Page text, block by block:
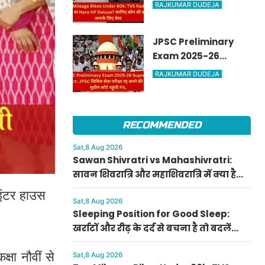
हाउस
नौवीं से
आपके लिए बेस्ट
RAJKUMAR DUDEJA
JPSC Preliminary
Exam 2025-26
Supreme Court:
RAJKUMAR DUDEJA
RECOMMENDED
Sat,8 Aug 2026
Sawan Shivratri vs Mahashivratri:
सावन शिवरात्रि और महाशिवरात्रि में क्या है
अंतर? जानें पूजा का सही तरीका और महत्व
Sat,8 Aug 2026
Sleeping Position for Good Sleep:
खर्राटों और रीढ़ के दर्द से बचना है तो बदलें
सोने का तरीका, जानें सही स्लीपिंग पोजीशन
Sat,8 Aug 2026